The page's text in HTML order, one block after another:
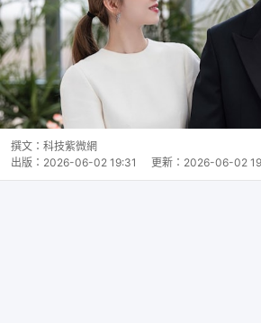
撰文： 科技紫微網
出版： 2026-06-02 19:31 更新： 2026-06-02